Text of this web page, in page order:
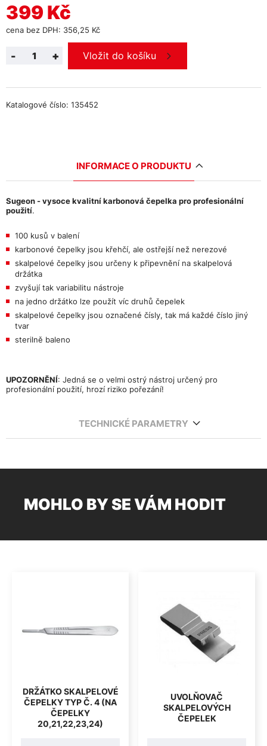
399 Kč
cena bez DPH: 356,25 Kč
+
- Vložit do košíku
Katalogové číslo: 135452
INFORMACE O PRODUKTU
Sugeon - vysoce kvalitní karbonová čepelka pro profesionální
použití.
100 kusů v balení
karbonové čepelky jsou křehčí, ale ostřejší než nerezové
skalpelové čepelky jsou určeny k připevnění na skalpelová
držátka
zvyšují tak variabilitu nástroje
na jedno držátko lze použít víc druhů čepelek
skalpelové čepelky jsou označené čísly, tak má každé číslo jiný
tvar
sterilně baleno
UPOZORNĚNÍ: Jedná se o velmi ostrý nástroj určený pro
profesionální použití, hrozí riziko pořezání!
TECHNICKÉ PARAMETRY
MOHLO BY SE VÁM HODIT
DRŽÁTKO SKALPELOVÉ
ČEPELKY TYP Č. 4 (NA
ČEPELKY
20,21,22,23,24)
UVOLŇOVAČ
SKALPELOVÝCH
ČEPELEK